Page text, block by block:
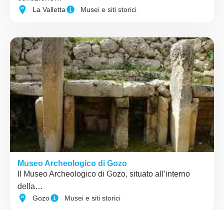
La Valletta Musei e siti storici
Museo Archeologico di Gozo
Il Museo Archeologico di Gozo, situato all’interno
della…
Gozo Musei e siti storici